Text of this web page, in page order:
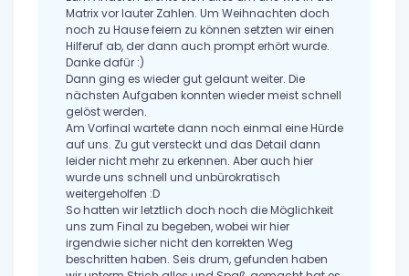
Matrix vor lauter Zahlen. Um Weihnachten doch
noch zu Hause feiern zu können setzten wir einen
Hilferuf ab, der dann auch prompt erhört wurde.
Danke dafür :)
Dann ging es wieder gut gelaunt weiter. Die
nächsten Aufgaben konnten wieder meist schnell
gelöst werden.
Am Vorfinal wartete dann noch einmal eine Hürde
auf uns. Zu gut versteckt und das Detail dann
leider nicht mehr zu erkennen. Aber auch hier
wurde uns schnell und unbürokratisch
weitergeholfen :D
So hatten wir letztlich doch noch die Möglichkeit
uns zum Final zu begeben, wobei wir hier
irgendwie sicher nicht den korrekten Weg
beschritten haben. Seis drum, gefunden haben